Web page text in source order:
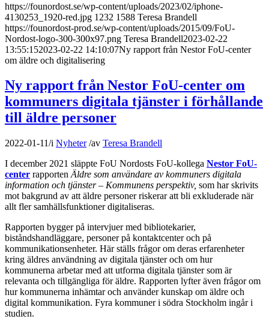
https://founordost.se/wp-content/uploads/2023/02/iphone-
4130253_1920-red.jpg 1232 1588 Teresa Brandell
https://founordost-prod.se/wp-content/uploads/2015/09/FoU-
Nordost-logo-300-300x97.png Teresa Brandell2023-02-22
13:55:152023-02-22 14:10:07Ny rapport från Nestor FoU-center
om äldre och digitalisering
Ny rapport från Nestor FoU-center om
kommuners digitala tjänster i förhållande
till äldre personer
2022-01-11/i Nyheter /av Teresa Brandell
I december 2021 släppte FoU Nordosts FoU-kollega Nestor FoU-
center rapporten Äldre som användare av kommuners digitala
information och tjänster – Kommunens perspektiv, som har skrivits
mot bakgrund av att äldre personer riskerar att bli exkluderade när
allt fler samhällsfunktioner digitaliseras.
Rapporten bygger på intervjuer med bibliotekarier,
biståndshandläggare, personer på kontaktcenter och på
kommunikationsenheter. Här ställs frågor om deras erfarenheter
kring äldres användning av digitala tjänster och om hur
kommunerna arbetar med att utforma digitala tjänster som är
relevanta och tillgängliga för äldre. Rapporten lyfter även frågor om
hur kommunerna inhämtar och använder kunskap om äldre och
digital kommunikation. Fyra kommuner i södra Stockholm ingår i
studien.